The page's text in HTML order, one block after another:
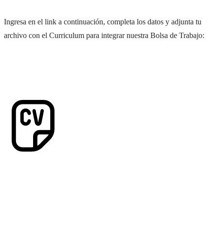
Ingresa en el link a continuación, completa los datos y adjunta tu
archivo con el Curriculum para integrar nuestra Bolsa de Trabajo: